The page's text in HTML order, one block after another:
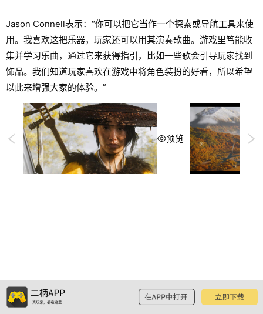
Jason Connell表示：“你可以把它当作一个探索或导航工具来使
用。我喜欢这把乐器，玩家还可以用其演奏歌曲。游戏里笃能收
集并学习乐曲，通过它来获得指引，比如一些歌会引导玩家找到
饰品。我们知道玩家喜欢在游戏中将角色装扮的好看，所以希望
以此来增强大家的体验。”
预览